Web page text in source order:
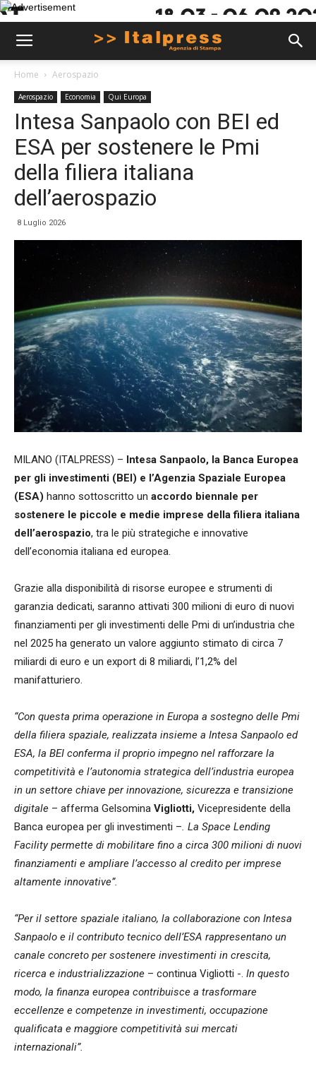
Home Aerospazio
Aerospazio Economia Qui Europa
Intesa Sanpaolo con BEI ed
ESA per sostenere le Pmi
della filiera italiana
dell’aerospazio
8 Luglio 2026
MILANO (ITALPRESS) – Intesa Sanpaolo, la Banca Europea
per gli investimenti (BEI) e l’Agenzia Spaziale Europea
(ESA) hanno sottoscritto un accordo biennale per
sostenere le piccole e medie imprese della filiera italiana
dell’aerospazio, tra le più strategiche e innovative
dell’economia italiana ed europea.
Grazie alla disponibilità di risorse europee e strumenti di
garanzia dedicati, saranno attivati 300 milioni di euro di nuovi
finanziamenti per gli investimenti delle Pmi di un’industria che
nel 2025 ha generato un valore aggiunto stimato di circa 7
miliardi di euro e un export di 8 miliardi, l’1,2% del
manifatturiero.
“Con questa prima operazione in Europa a sostegno delle Pmi
della filiera spaziale, realizzata insieme a Intesa Sanpaolo ed
ESA, la BEI conferma il proprio impegno nel rafforzare la
competitività e l’autonomia strategica dell’industria europea
in un settore chiave per innovazione, sicurezza e transizione
digitale – afferma Gelsomina Vigliotti, Vicepresidente della
Banca europea per gli investimenti –. La Space Lending
Facility permette di mobilitare fino a circa 300 milioni di nuovi
finanziamenti e ampliare l’accesso al credito per imprese
altamente innovative”.
“Per il settore spaziale italiano, la collaborazione con Intesa
Sanpaolo e il contributo tecnico dell’ESA rappresentano un
canale concreto per sostenere investimenti in crescita,
ricerca e industrializzazione – continua Vigliotti -. In questo
modo, la finanza europea contribuisce a trasformare
eccellenze e competenze in investimenti, occupazione
qualificata e maggiore competitività sui mercati
internazionali”.